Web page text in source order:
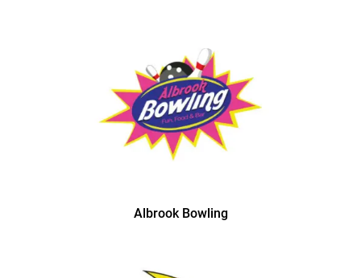
Albrook Bowling